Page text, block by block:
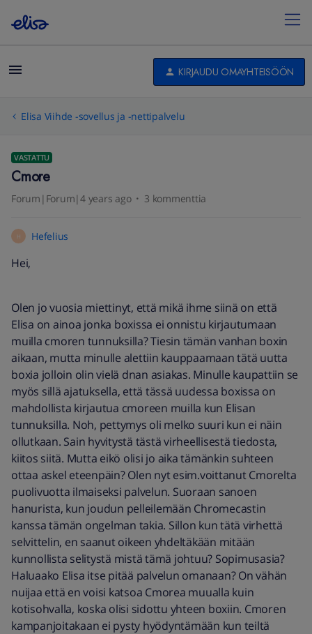
KIRJAUDU OMAYHTEISÖÖN
Elisa Viihde -sovellus ja -nettipalvelu
VASTATTU
Cmore
Forum|Forum|4 years ago 3 kommenttia
H Hefelius
Hei,
Olen jo vuosia miettinyt, että mikä ihme siinä on että
Elisa on ainoa jonka boxissa ei onnistu kirjautumaan
muilla cmoren tunnuksilla? Tiesin tämän vanhan boxin
aikaan, mutta minulle alettiin kauppaamaan tätä uutta
boxia jolloin olin vielä dnan asiakas. Minulle kaupattiin se
myös sillä ajatuksella, että tässä uudessa boxissa on
mahdollista kirjautua cmoreen muilla kun Elisan
tunnuksilla. Noh, pettymys oli melko suuri kun ei näin
ollutkaan. Sain hyvitystä tästä virheellisestä tiedosta,
kiitos siitä. Mutta eikö olisi jo aika tämänkin suhteen
ottaa askel eteenpäin? Olen nyt esim.voittanut Cmorelta
puolivuotta ilmaiseksi palvelun. Suoraan sanoen
hanurista, kun joudun pelleilemään Chromecastin
kanssa tämän ongelman takia. Sillon kun tätä virhettä
selvittelin, en saanut oikeen yhdeltäkään mitään
kunnollista selitystä mistä tämä johtuu? Sopimusasia?
Haluaako Elisa itse pitää palvelun omanaan? On vähän
nuijaa että en voisi katsoa Cmorea muualla kuin
kotisohvalla, koska olisi sidottu yhteen boxiin. Cmoren
kampanjoitakaan ei pysty hyödyntämään kun teiltä